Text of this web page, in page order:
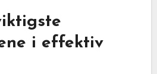
i effektiv